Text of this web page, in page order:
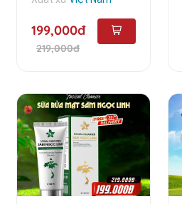
199,000đ
219,000đ